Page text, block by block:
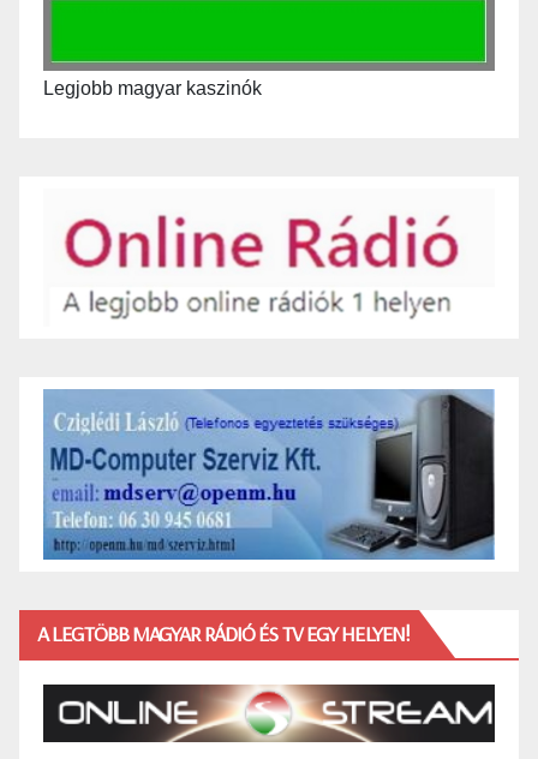
Legjobb magyar kaszinók
A LEGTÖBB MAGYAR RÁDIÓ ÉS TV EGY HELYEN!